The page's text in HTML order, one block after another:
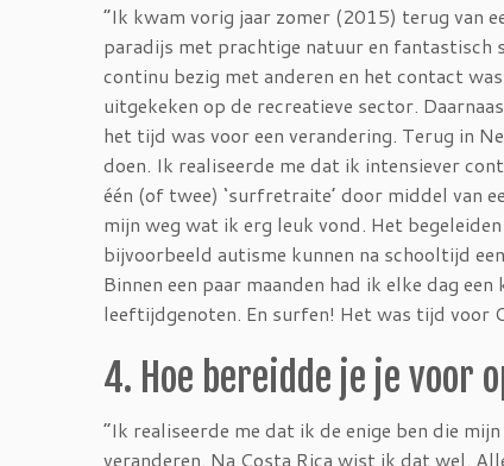
“Ik kwam vorig jaar zomer (2015) terug van
paradijs met prachtige natuur en
continu bezig met anderen en het contact
uitgekeken op de recreatieve sector.
het tijd was voor een verandering. Terug in
doen. Ik realiseerde me dat ik intensiever
één (of twee) ‘surfretraite’ door middel van
mijn weg wat ik erg leuk vond. Het
bijvoorbeeld autisme kunnen na schooltijd
Binnen een paar maanden had ik elke dag
leeftijdgenoten. En surfen! Het was tijd voor
4. Hoe bereidde je je voor
“Ik realiseerde me dat ik de enige ben die
veranderen. Na Costa Rica wist ik dat wel.